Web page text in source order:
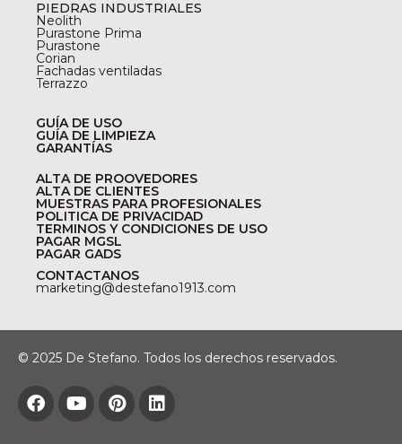
PIEDRAS INDUSTRIALES
Neolith
Purastone Prima
Purastone
Corian
Fachadas ventiladas
Terrazzo
GUÍA DE USO
GUÍA DE LIMPIEZA
GARANTÍAS
ALTA DE PROOVEDORES
ALTA DE CLIENTES
MUESTRAS PARA PROFESIONALES
POLITICA DE PRIVACIDAD
TERMINOS Y CONDICIONES DE USO
PAGAR MGSL
PAGAR GADS
CONTACTANOS
marketing@destefano1913.com
© 2025 De Stefano. Todos los derechos reservados.